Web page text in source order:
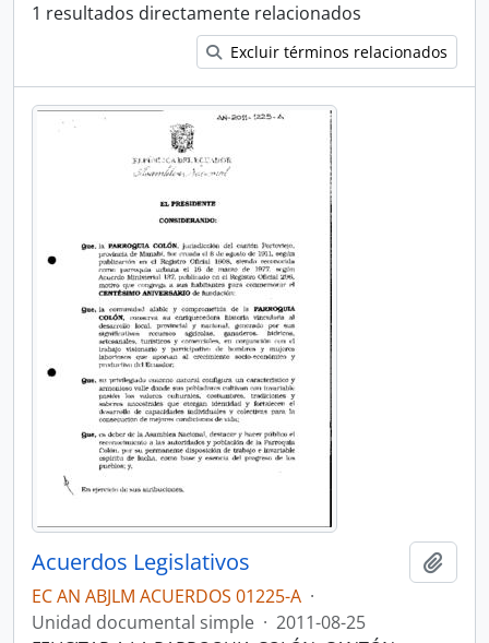
1 resultados directamente relacionados
Excluir términos relacionados
Acuerdos Legislativos
EC AN ABJLM ACUERDOS 01225-A ·
Unidad documental simple · 2011-08-25